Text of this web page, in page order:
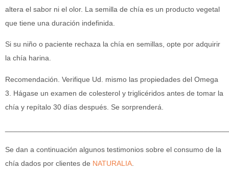
altera el sabor ni el olor. La semilla de chía es un producto vegetal
que tiene una duración indefinida.
Si su niño o paciente rechaza la chía en semillas, opte por adquirir
la chía harina.
Recomendación. Verifique Ud. mismo las propiedades del Omega
3. Hágase un examen de colesterol y triglicéridos antes de tomar la
chía y repítalo 30 días después. Se sorprenderá.
Se dan a continuación algunos testimonios sobre el consumo de la
chía dados por clientes de NATURALIA